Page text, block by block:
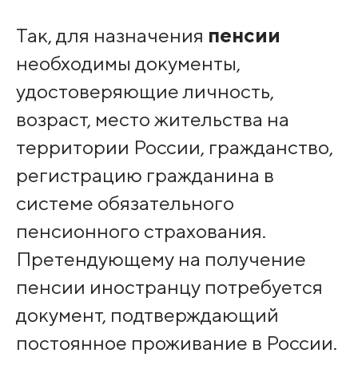
Так, для назначения пенсии
необходимы документы,
удостоверяющие личность,
возраст, место жительства на
территории России, гражданство,
регистрацию гражданина в
системе обязательного
пенсионного страхования.
Претендующему на получение
пенсии иностранцу потребуется
документ, подтверждающий
постоянное проживание в России.